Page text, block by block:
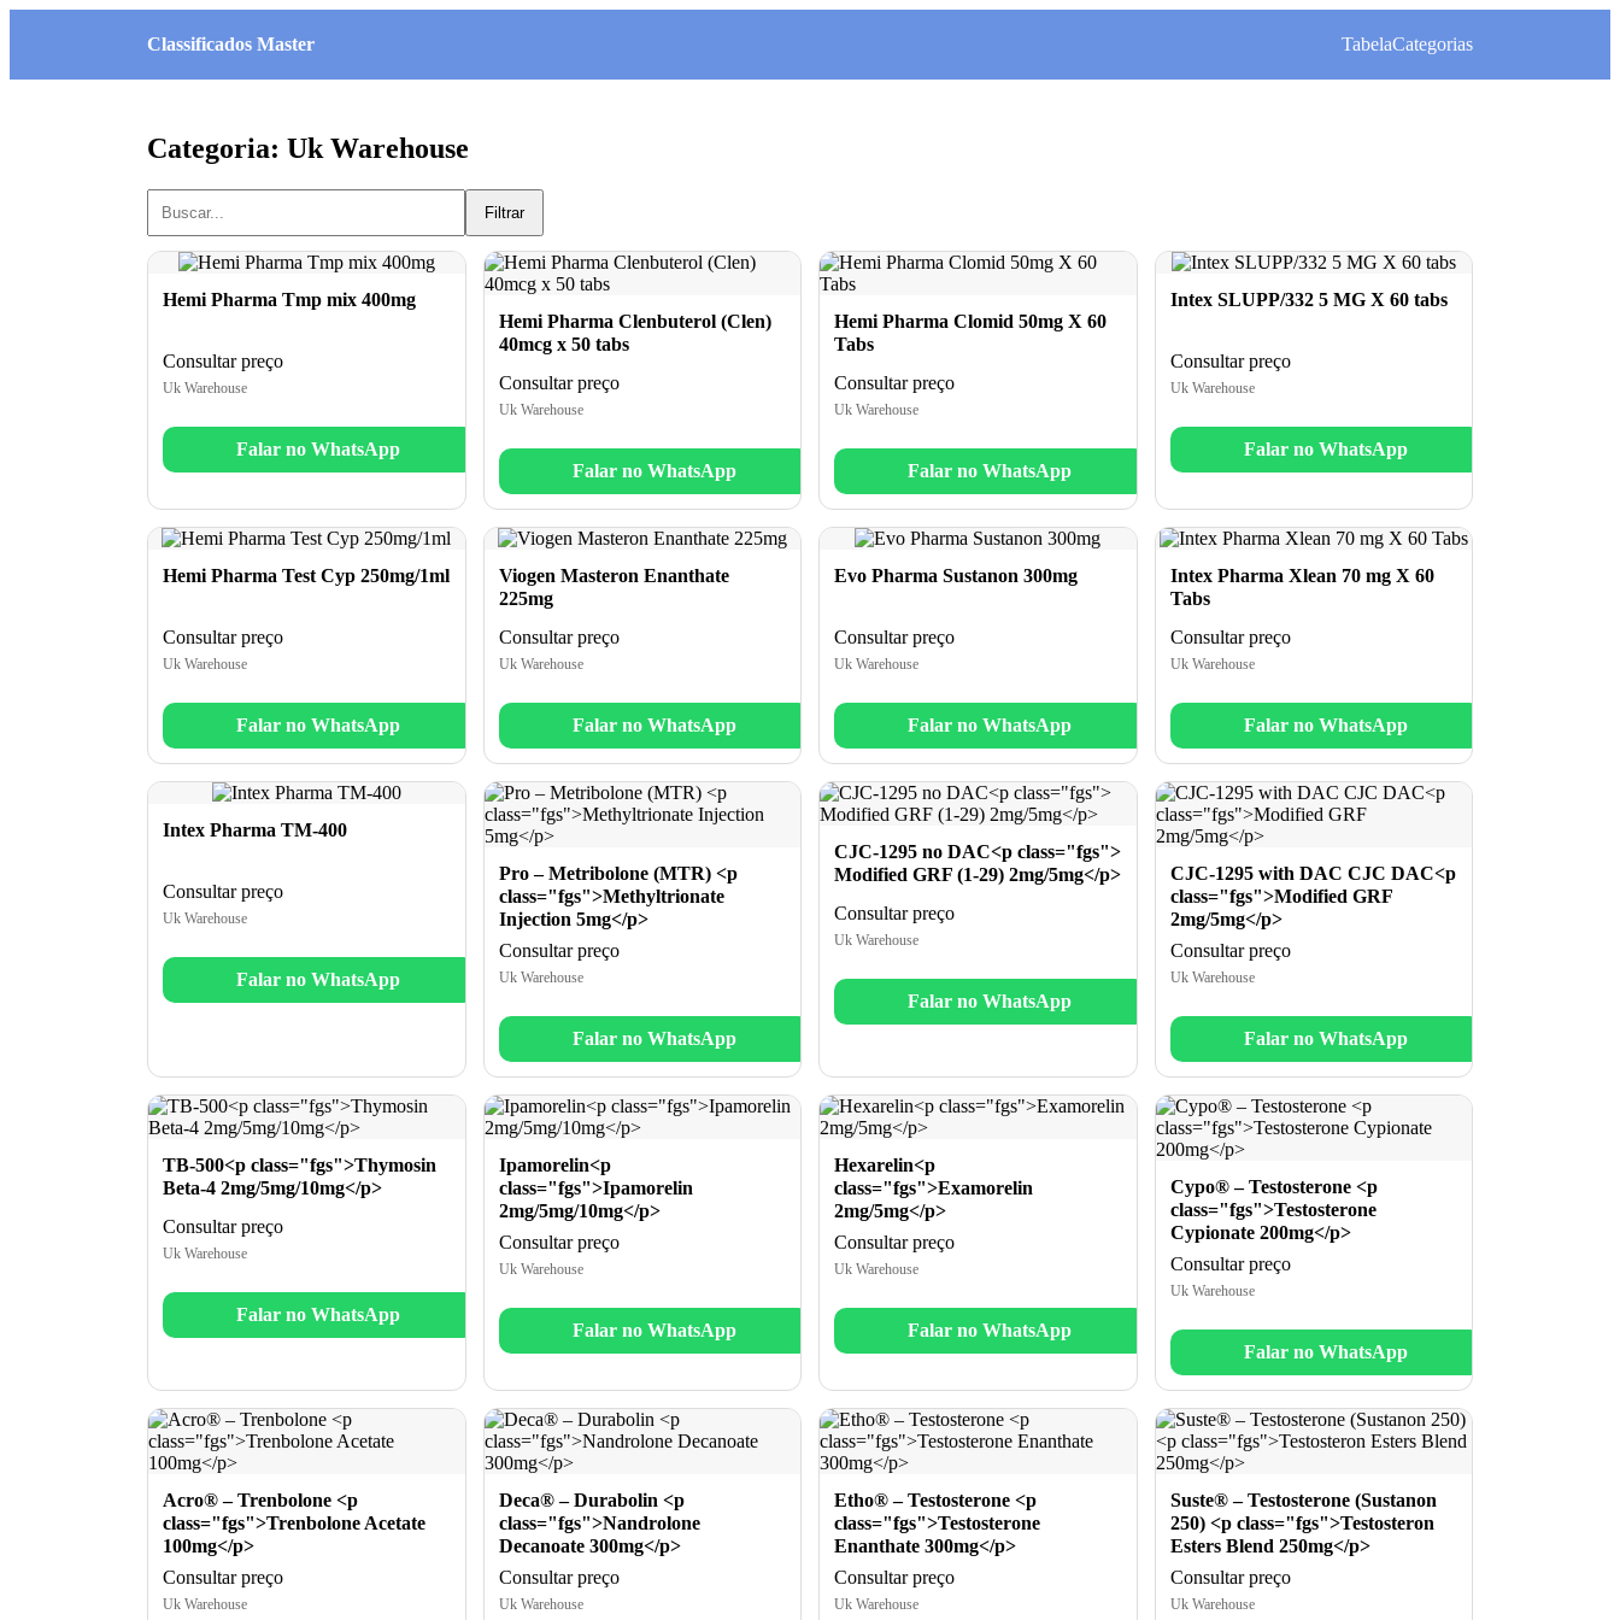
Classificados Master TabelaCategorias
Categoria: Uk Warehouse
Filtrar
Hemi Pharma Tmp mix 400mg
Consultar preço
Uk Warehouse
Falar no WhatsApp
Hemi Pharma Clenbuterol (Clen)
40mcg x 50 tabs
Consultar preço
Uk Warehouse
Falar no WhatsApp
Hemi Pharma Clomid 50mg X 60
Tabs
Consultar preço
Uk Warehouse
Falar no WhatsApp
Intex SLUPP/332 5 MG X 60 tabs
Consultar preço
Uk Warehouse
Falar no WhatsApp
Hemi Pharma Test Cyp 250mg/1ml
Consultar preço
Uk Warehouse
Falar no WhatsApp
Viogen Masteron Enanthate
225mg
Consultar preço
Uk Warehouse
Falar no WhatsApp
Evo Pharma Sustanon 300mg
Consultar preço
Uk Warehouse
Falar no WhatsApp
Intex Pharma Xlean 70 mg X 60
Tabs
Consultar preço
Uk Warehouse
Falar no WhatsApp
Intex Pharma TM-400
Consultar preço
Uk Warehouse
Falar no WhatsApp
Pro – Metribolone (MTR) <p
class="fgs">Methyltrionate
Injection 5mg</p>
Consultar preço
Uk Warehouse
Falar no WhatsApp
CJC-1295 no DAC<p class="fgs">
Modified GRF (1-29) 2mg/5mg</p>
Consultar preço
Uk Warehouse
Falar no WhatsApp
CJC-1295 with DAC CJC DAC<p
class="fgs">Modified GRF
2mg/5mg</p>
Consultar preço
Uk Warehouse
Falar no WhatsApp
TB-500<p class="fgs">Thymosin
Beta-4 2mg/5mg/10mg</p>
Consultar preço
Uk Warehouse
Falar no WhatsApp
Ipamorelin<p
class="fgs">Ipamorelin
2mg/5mg/10mg</p>
Consultar preço
Uk Warehouse
Falar no WhatsApp
Hexarelin<p
class="fgs">Examorelin
2mg/5mg</p>
Consultar preço
Uk Warehouse
Falar no WhatsApp
Cypo® – Testosterone <p
class="fgs">Testosterone
Cypionate 200mg</p>
Consultar preço
Uk Warehouse
Falar no WhatsApp
Acro® – Trenbolone <p
class="fgs">Trenbolone Acetate
100mg</p>
Consultar preço
Uk Warehouse
Deca® – Durabolin <p
class="fgs">Nandrolone
Decanoate 300mg</p>
Consultar preço
Uk Warehouse
Etho® – Testosterone <p
class="fgs">Testosterone
Enanthate 300mg</p>
Consultar preço
Uk Warehouse
Suste® – Testosterone (Sustanon
250) <p class="fgs">Testosteron
Esters Blend 250mg</p>
Consultar preço
Uk Warehouse